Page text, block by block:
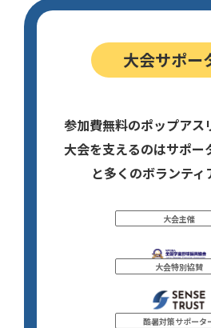
大会サポー
参加費無料のポップアス
大会を支えるのはサポー
と多くのボランティ
大会主催
大会特別協賛
酷暑対策サポータ